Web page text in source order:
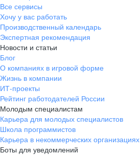
Все сервисы
Хочу у вас работать
Производственный календарь
Экспертная рекомендация
Новости и статьи
Блог
О компаниях в игровой форме
Жизнь в компании
ИТ-проекты
Рейтинг работодателей России
Молодым специалистам
Карьера для молодых специалистов
Школа программистов
Карьера в некоммерческих организациях
Боты для уведомлений